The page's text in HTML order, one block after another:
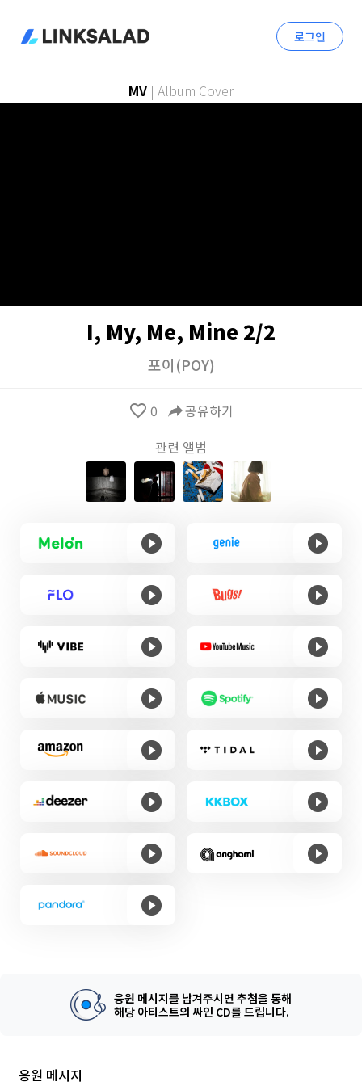
로그인
MV | Album Cover
I, My, Me, Mine 2/2
포이(POY)
favorite_border 0 reply공유하기
관련 앨범
응원 메시지를 남겨주시면 추첨을 통해
해당 아티스트의 싸인 CD를 드립니다.
응원 메시지